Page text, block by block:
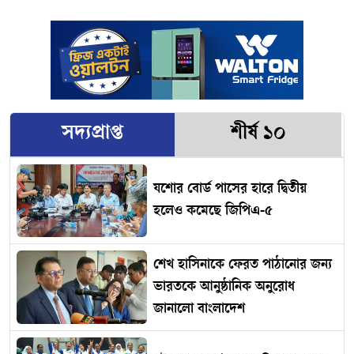
সদ্যপ্রাপ্ত শীর্ষ ১০
যশোর বোর্ড পাসের হারে দ্বিতীয়
হলেও কমেছে জিপিএ-৫
শেখ হাসিনাকে ফেরত পাঠানোর জন্য
ভারতকে আনুষ্ঠানিক অনুরোধ
জানালো বাংলাদেশ